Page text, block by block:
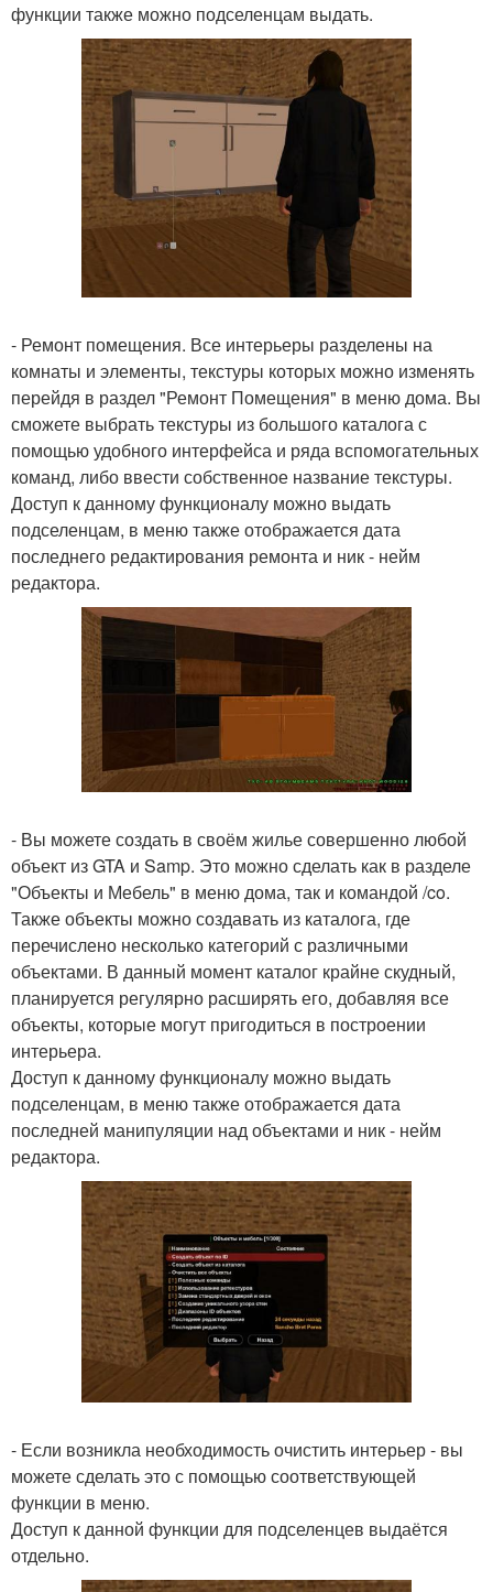
функции также можно подселенцам выдать.
- Ремонт помещения. Все интерьеры разделены на
комнаты и элементы, текстуры которых можно изменять
перейдя в раздел "Ремонт Помещения" в меню дома. Вы
сможете выбрать текстуры из большого каталога с
помощью удобного интерфейса и ряда вспомогательных
команд, либо ввести собственное название текстуры.
Доступ к данному функционалу можно выдать
подселенцам, в меню также отображается дата
последнего редактирования ремонта и ник - нейм
редактора.
- Вы можете создать в своём жилье совершенно любой
объект из GTA и Samp. Это можно сделать как в разделе
"Объекты и Мебель" в меню дома, так и командой /co.
Также объекты можно создавать из каталога, где
перечислено несколько категорий с различными
объектами. В данный момент каталог крайне скудный,
планируется регулярно расширять его, добавляя все
объекты, которые могут пригодиться в построении
интерьера.
Доступ к данному функционалу можно выдать
подселенцам, в меню также отображается дата
последней манипуляции над объектами и ник - нейм
редактора.
- Если возникла необходимость очистить интерьер - вы
можете сделать это с помощью соответствующей
функции в меню.
Доступ к данной функции для подселенцев выдаётся
отдельно.